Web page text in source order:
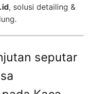
, solusi detailing &
seputar